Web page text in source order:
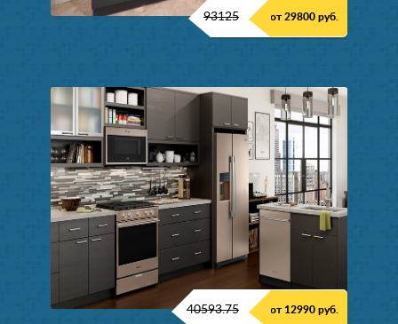
93125 от 29800 руб.
40593.75 от 12990 руб.